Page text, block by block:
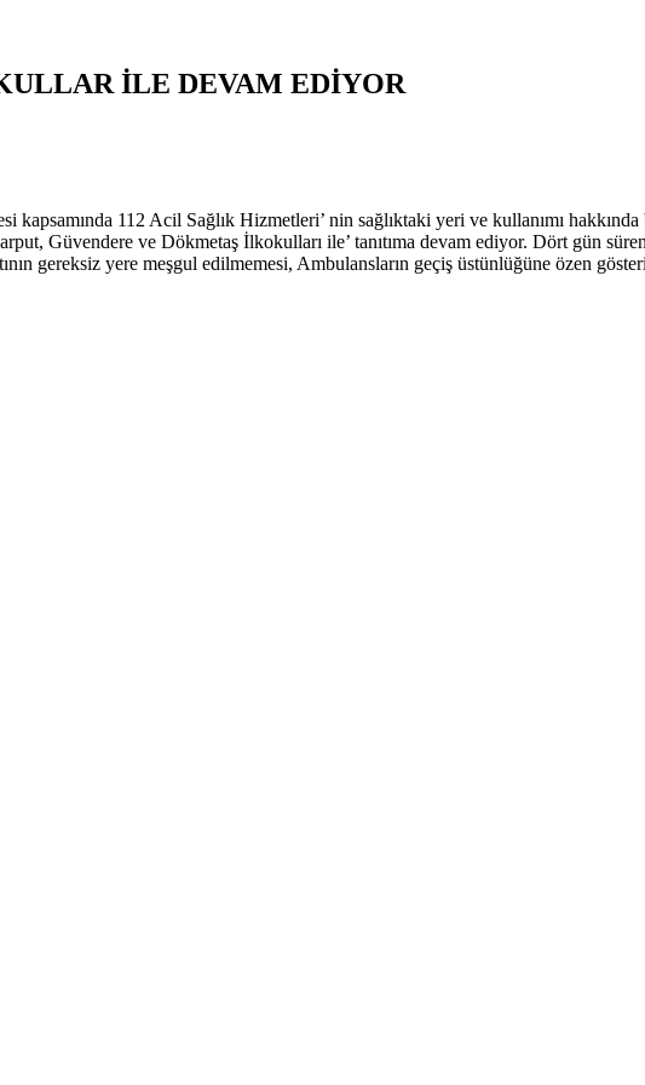
İLE DEVAM EDİYOR
kapsamında 112 Acil Sağlık Hizmetleri’ nin sağlıktaki yeri ve kullanımı
Güvendere ve Dökmetaş İlkokulları ile’ tanıtıma devam ediyor. Dört gün süren
gereksiz yere meşgul edilmemesi, Ambulansların geçiş üstünlüğüne özen